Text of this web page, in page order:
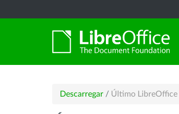
Descarregar / Último LibreOffice